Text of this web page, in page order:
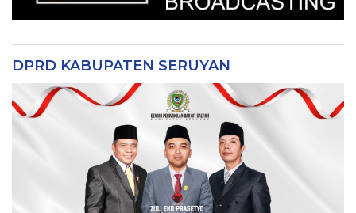
DPRD KABUPATEN SERUYAN